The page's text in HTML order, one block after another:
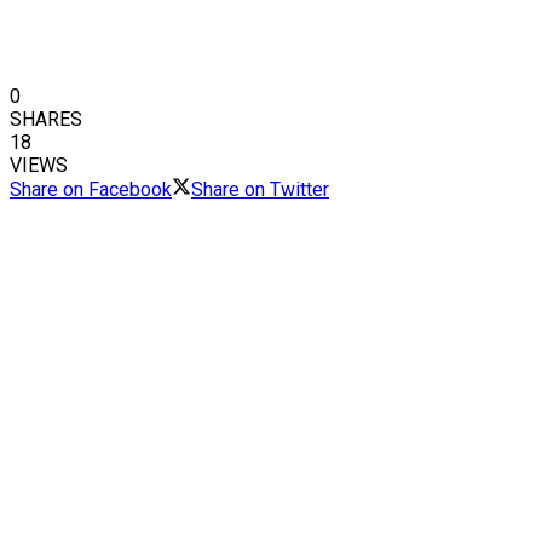
0
SHARES
18
VIEWS
Share on Facebook
Share on Twitter